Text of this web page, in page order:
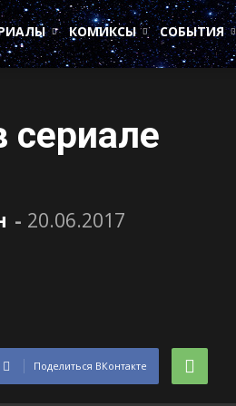
КОМИКСЫ СОБЫТИЯ
- 20.06.2017
Поделиться ВКонтакте